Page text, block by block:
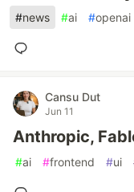
#news #ai #openai
Cansu Dut
Jun 11
Anthropic,
#ai #frontend #ui